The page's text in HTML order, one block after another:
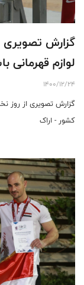
گزارش
لوازم قهرمانی
1400/12/24
گزارش تصویری از روز
کشور - اراک